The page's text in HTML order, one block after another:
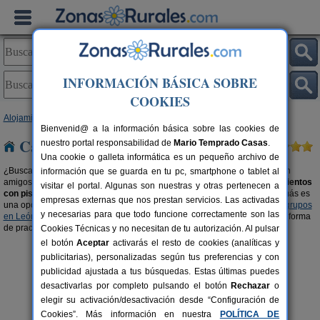
Alojamientos
Casas rurales con piscina en León
¿Buscas casas rurales con piscina en León? Disfruta del buen tiempo con
amigos, familiares o en pareja. Aquí también encontrarás algunosalojamientos
con piscina climatizada
, para disfrutar en cualquier época del año. Además es
una opción ideal para disfrutar de las ventajas de lascasas rurales para grupos
en León
en un entorno privado, elegante y placentero. Una reconfortante forma
de practicar turismo rural.
INFORMACIÓN BÁSICA SOBRE
COOKIES
Bienvenid@ a la información básica sobre las cookies de
nuestro portal responsabilidad de Mario Temprado Casas.
Una cookie o galleta informática es un pequeño archivo de
información que se guarda en tu pc, smartphone o tablet al
visitar el portal. Algunas son nuestras y otras pertenecen a
empresas externas que nos prestan servicios. Las activadas
y necesarias para que todo funcione correctamente son las
Cookies Técnicas y no necesitan de tu autorización. Al pulsar
el botónAceptar activarás el resto de cookies (analíticas y
publicitarias), personalizadas según tus preferencias y con
publicidad ajustada a tus búsquedas. Estas últimas puedes
desactivarlas por completo pulsando el botón Rechazar o
elegir su activación/desactivación desde “Configuración de
Cookies”. Más información en nuestra
POLÍTICA DE